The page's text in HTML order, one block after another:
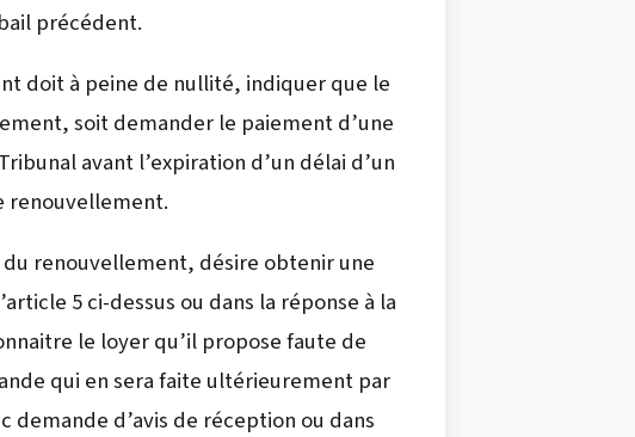
précédent.
doit à peine de nullité, indiquer que le
soit demander le paiement d’une
avant l’expiration d’un délai d’un
renouvellement.
du renouvellement, désire obtenir une
5 ci-dessus ou dans la réponse à la
le loyer qu’il propose faute de
qui en sera faite ultérieurement par
d’avis de réception ou dans